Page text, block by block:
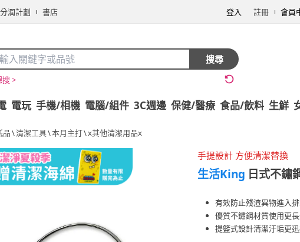
潤計劃 書店 登入 註冊 會員
搜尋
搜 >
電玩 手機/相機 電腦/組件 3C週邊 保健/醫療 食品/飲料 生鮮
品\清潔工具\本月主打\x其他清潔用品x
手提設計 方便清潔替換
生活King 日式不鏽
有效防止殘渣異物進入
優質不鏽鋼材質使用更
提籃式設計清潔汙垢更